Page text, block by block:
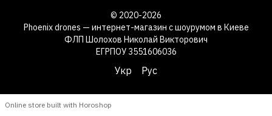
© 2020-2026
Phoenix drones — интернет-магазин с шоурумом в Киеве
ФЛП Шолохов Николай Викторович
ЕГРПОУ 3551606036
Укр Рус
Online store built with Horoshop